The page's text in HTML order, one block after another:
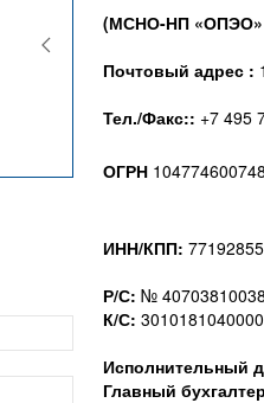
(МСНО-НП «ОПЭО»
Почтовый адрес :
Тел./Факс:: +7 495
ОГРН
ИНН/КПП:
Р/С: №
К/С:
Исполнительный
Главный